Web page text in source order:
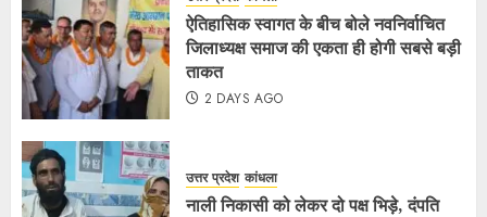
ऐतिहासिक स्वागत के बीच बोले नवनिर्वाचित
जिलाध्यक्ष समाज की एकता ही होगी सबसे बड़ी
ताकत
2 DAYS AGO
उत्तर प्रदेश कांधला
नाली निकासी को लेकर दो पक्ष भिड़े, दंपति